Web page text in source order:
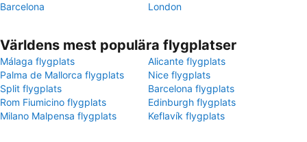
Barcelona
London
Världens mest populära flygplatser
Málaga flygplats
Alicante flygplats
Palma de Mallorca flygplats
Nice flygplats
Split flygplats
Barcelona flygplats
Rom Fiumicino flygplats
Edinburgh flygplats
Milano Malpensa flygplats
Keflavík flygplats